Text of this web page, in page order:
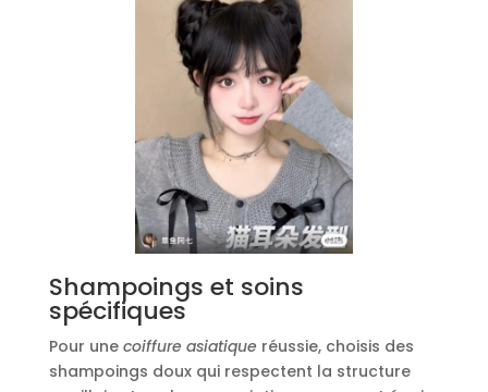
Shampoings et soins
spécifiques
Pour une coiffure asiatique réussie, choisis des
shampoings doux qui respectent la structure